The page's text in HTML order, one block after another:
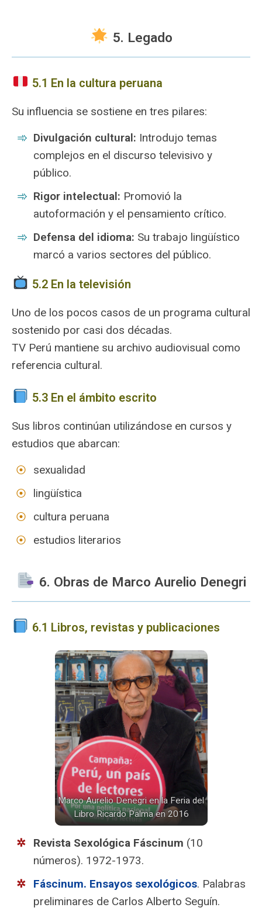
5. Legado
5.1 En la cultura peruana
Su influencia se sostiene en tres pilares:
Divulgación cultural: Introdujo temas
complejos en el discurso televisivo y
público.
Rigor intelectual: Promovió la
autoformación y el pensamiento crítico.
Defensa del idioma: Su trabajo lingüístico
marcó a varios sectores del público.
5.2 En la televisión
Uno de los pocos casos de un programa cultural
sostenido por casi dos décadas.
TV Perú mantiene su archivo audiovisual como
referencia cultural.
5.3 En el ámbito escrito
Sus libros continúan utilizándose en cursos y
estudios que abarcan:
sexualidad
lingüística
cultura peruana
estudios literarios
6. Obras de Marco Aurelio Denegri
6.1 Libros, revistas y publicaciones
Marco Aurelio Denegri en la Feria del
Libro Ricardo Palma en 2016
Revista Sexológica Fáscinum (10
números). 1972-1973.
Fáscinum. Ensayos sexológicos. Palabras
preliminares de Carlos Alberto Seguín.